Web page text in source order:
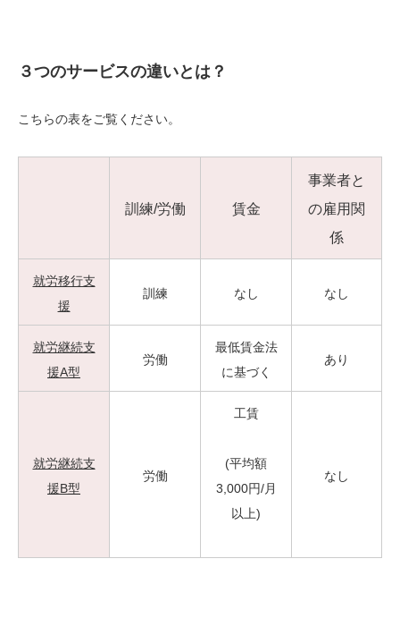
３つのサービスの違いとは？
こちらの表をご覧ください。
訓練/労働 賃金
事業者と
の雇用関
係
就労移行支
援
訓練 なし なし
就労継続支
援A型
労働
最低賃金法
に基づく
あり
就労継続支
援B型
労働
工賃
(平均額
3,000円/月
以上)
なし